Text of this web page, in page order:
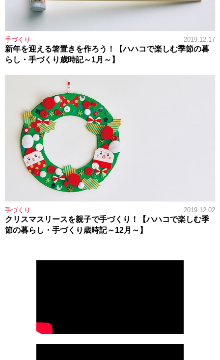
手づくり 2019.12.17
新年を迎える箸置きを作ろう！【ハハコで楽しむ季節の暮
らし・手づくり歳時記～1月～】
手づくり 2019.12.02
クリスマスリースを親子で手づくり！【ハハコで楽しむ季
節の暮らし・手づくり歳時記～12月～】